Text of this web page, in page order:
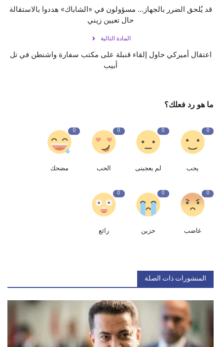
قد يُلحق الضرر بالجهاز... مسؤولون في «الشاباك» هددوا بالاستقالة
حال تعيين زيني
المادة التالية
اعتقال أميركي حاول إلقاء قنبلة على مكتب سفارة واشنطن في تل
أبيب
ما هو رد فعلك؟
0
يحب
0
لم يعجبنى
0
الحب
0
مضحك
0
غاضب
0
حزين
0
رائع
المنشورات ذات الصلة